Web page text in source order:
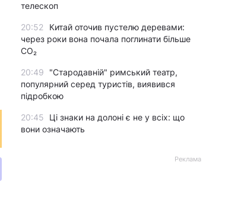
телескоп
20:52
Китай оточив пустелю деревами:
через роки вона почала поглинати більше
CO₂
20:49
"Стародавній" римський театр,
популярний серед туристів, виявився
підробкою
20:45
Ці знаки на долоні є не у всіх: що
вони означають
Реклама